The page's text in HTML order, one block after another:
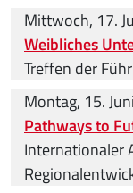
Mittwoch, 17.
Weibliches
Treffen der
Montag, 15.
Pathways to
Internationaler